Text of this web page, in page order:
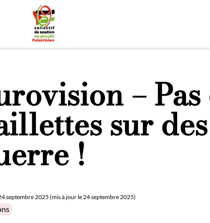
– Pas
sur
!
septembre 2025 (mis à jour le 24 septembre 2025)